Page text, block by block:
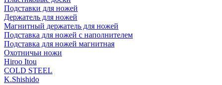
Подставки для ножей
Держатель для ножей
Магнитный держатель для ножей
Подставка для ножей с наполнителем
Подставка для ножей магнитная
Охотничьи ножи
Hiroo Itou
COLD STEEL
K.Shishido